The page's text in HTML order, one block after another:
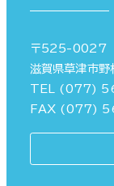
〒525-0027
滋賀県草津市
TEL (077)
FAX (077)